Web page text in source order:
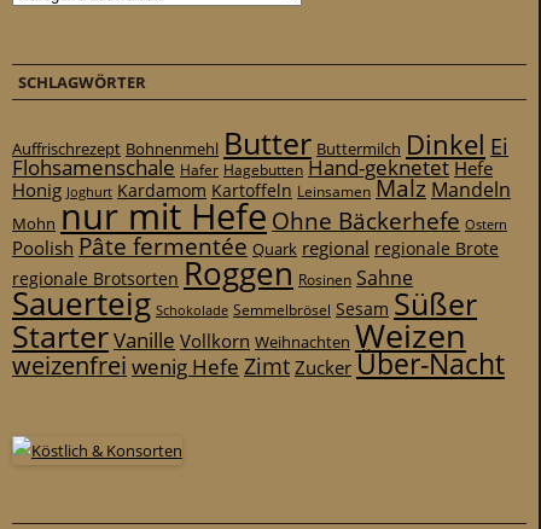
SCHLAGWÖRTER
Auffrischrezept Bohnenmehl Butter Buttermilch Dinkel Ei
Flohsamenschale Hafer Hagebutten Hand-geknetet Hefe
Honig Joghurt Kardamom Kartoffeln Leinsamen Malz Mandeln
Mohn nur mit Hefe Ohne Bäckerhefe Ostern
Poolish Pâte fermentée Quark regional regionale Brote
regionale Brotsorten Roggen Rosinen Sahne
Sauerteig Schokolade Semmelbrösel Sesam Süßer
StarterVanille Vollkorn Weihnachten Weizen
weizenfrei wenig Hefe ZimtZuckerÜber-Nacht